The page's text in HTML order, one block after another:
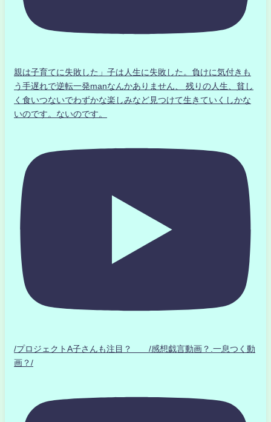
親は子育てに失敗した」子は人生に失敗した。負けに気付きも
う手遅れで逆転一発manなんかありません、 残りの人生、貧し
く食いつないでわずかな楽しみなど見つけて生きていくしかな
いのです。ないのです。
/プロジェクトA子さんも注目？ /感想戯言動画？.一息つく動
画？/